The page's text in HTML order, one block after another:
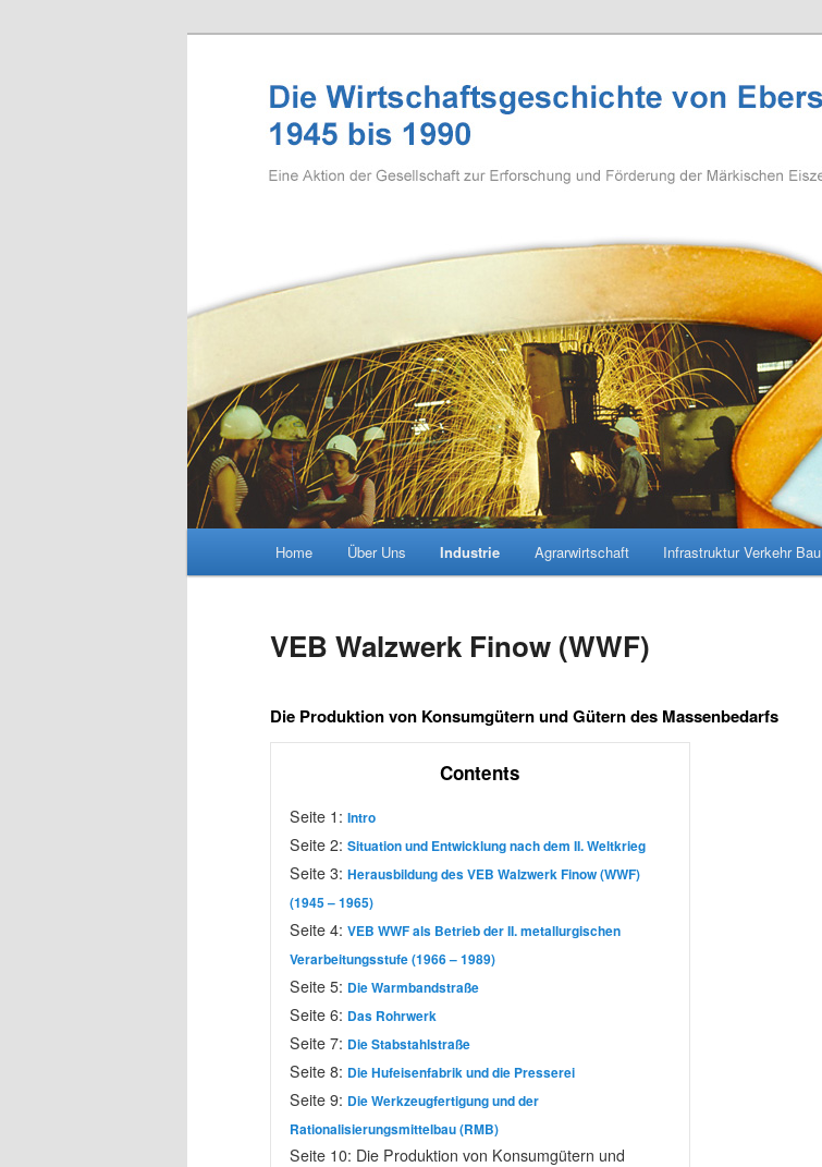
Wirtschaftsgeschichte Eberswalde
Home Über Uns Industrie Agrarwirtschaft Infrastruktur Verkehr Bau
VEB Walzwerk Finow (WWF)
Die Produktion von Konsumgütern und Gütern des Massenbedarfs
Contents
Seite 1: Intro
Seite 2: Situation und Entwicklung nach dem II. Weltkrieg
Seite 3: Herausbildung des VEB Walzwerk Finow (WWF)
(1945 – 1965)
Seite 4: VEB WWF als Betrieb der II. metallurgischen
Verarbeitungsstufe (1966 – 1989)
Seite 5: Die Warmbandstraße
Seite 6: Das Rohrwerk
Seite 7: Die Stabstahlstraße
Seite 8: Die Hufeisenfabrik und die Presserei
Seite 9: Die Werkzeugfertigung und der
Rationalisierungsmittelbau (RMB)
Seite 10: Die Produktion von Konsumgütern und